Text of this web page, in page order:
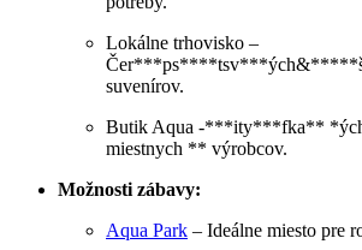
Lokálne trhovisko –
suvenírov.
Butik Aqua -***ity***fka**
miestnych ** výrobcov.
Možnosti zábavy:
Aqua Park – Ideálne miesto pre